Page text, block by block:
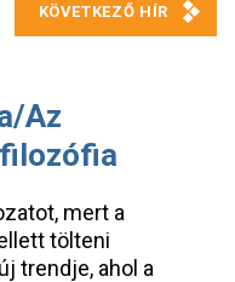
Az
mert a
tölteni
trendje, ahol a